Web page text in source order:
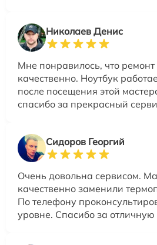
Николаев Денис
Мне понравилось, что
качественно. Ноутбук
после посещения этой
спасибо за прекрасный
Сидоров Георгий
Очень довольна сервисом.
качественно заменили
По телефону
уровне. Спасибо за отличную